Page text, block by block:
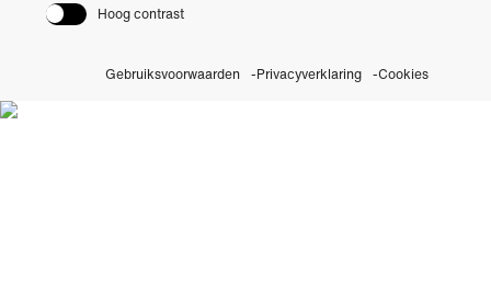
Hoog contrast
Gebruiksvoorwaarden Privacyverklaring Cookies